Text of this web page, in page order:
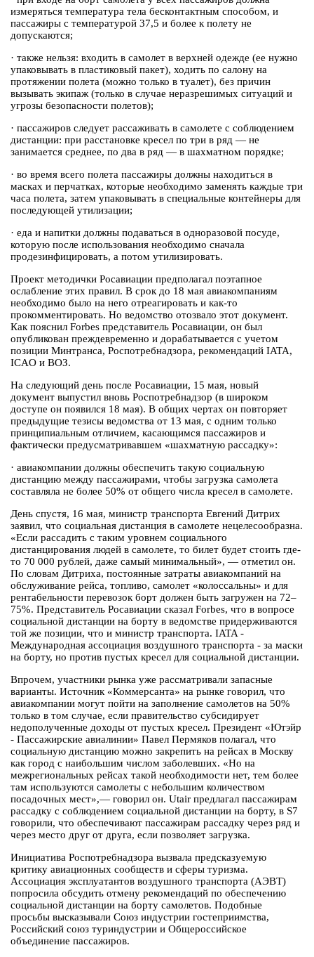
измеряться температура тела бесконтактным способом, и
пассажиры с температурой 37,5 и более к полету не
допускаются;
· также нельзя: входить в самолет в верхней одежде (ее нужно
упаковывать в пластиковый пакет), ходить по салону на
протяжении полета (можно только в туалет), без причин
вызывать экипаж (только в случае неразрешимых ситуаций и
угрозы безопасности полетов);
· пассажиров следует рассаживать в самолете с соблюдением
дистанции: при расстановке кресел по три в ряд — не
занимается среднее, по два в ряд — в шахматном порядке;
· во время всего полета пассажиры должны находиться в
масках и перчатках, которые необходимо заменять каждые три
часа полета, затем упаковывать в специальные контейнеры для
последующей утилизации;
· еда и напитки должны подаваться в одноразовой посуде,
которую после использования необходимо сначала
продезинфицировать, а потом утилизировать.
Проект методички Росавиации предполагал поэтапное
ослабление этих правил. В срок до 18 мая авиакомпаниям
необходимо было на него отреагировать и как-то
прокомментировать. Но ведомство отозвало этот документ.
Как пояснил Forbes представитель Росавиации, он был
опубликован преждевременно и дорабатывается с учетом
позиции Минтранса, Роспотребнадзора, рекомендаций IATA,
ICAO и ВОЗ.
На следующий день после Росавиации, 15 мая, новый
документ выпустил вновь Роспотребнадзор (в широком
доступе он появился 18 мая). В общих чертах он повторяет
предыдущие тезисы ведомства от 13 мая, с одним только
принципиальным отличием, касающимся пассажиров и
фактически предусматривавшем «шахматную рассадку»:
· авиакомпании должны обеспечить такую социальную
дистанцию между пассажирами, чтобы загрузка самолета
составляла не более 50% от общего числа кресел в самолете.
День спустя, 16 мая, министр транспорта Евгений Дитрих
заявил, что социальная дистанция в самолете нецелесообразна.
«Если рассадить с таким уровнем социального
дистанцирования людей в самолете, то билет будет стоить где-
то 70 000 рублей, даже самый минимальный», — отметил он.
По словам Дитриха, постоянные затраты авиакомпаний на
обслуживание рейса, топливо, самолет «колоссальны» и для
рентабельности перевозок борт должен быть загружен на 72–
75%. Представитель Росавиации сказал Forbes, что в вопросе
социальной дистанции на борту в ведомстве придерживаются
той же позиции, что и министр транспорта. IATA -
Международная ассоциация воздушного транспорта - за маски
на борту, но против пустых кресел для социальной дистанции.
Впрочем, участники рынка уже рассматривали запасные
варианты. Источник «Коммерсанта» на рынке говорил, что
авиакомпании могут пойти на заполнение самолетов на 50%
только в том случае, если правительство субсидирует
недополученные доходы от пустых кресел. Президент «Ютэйр
- Пассажирские авиалинии» Павел Пермяков полагал, что
социальную дистанцию можно закрепить на рейсах в Москву
как город с наибольшим числом заболевших. «Но на
межрегиональных рейсах такой необходимости нет, тем более
там используются самолеты с небольшим количеством
посадочных мест»,— говорил он. Utair предлагал пассажирам
рассадку с соблюдением социальной дистанции на борту, в S7
говорили, что обеспечивают пассажирам рассадку через ряд и
через место друг от друга, если позволяет загрузка.
Инициатива Роспотребнадзора вызвала предсказуемую
критику авиационных сообществ и сферы туризма.
Ассоциация эксплуатантов воздушного транспорта (АЭВТ)
попросила обсудить отмену рекомендаций по обеспечению
социальной дистанции на борту самолетов. Подобные
просьбы высказывали Союз индустрии гостеприимства,
Российский союз туриндустрии и Общероссийское
объединение пассажиров.